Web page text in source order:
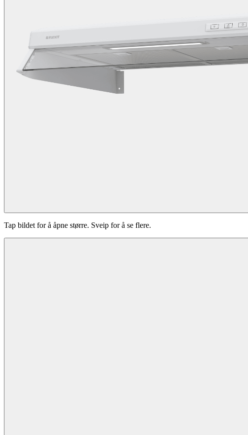
Tap bildet for å åpne større. Sveip for å se flere.